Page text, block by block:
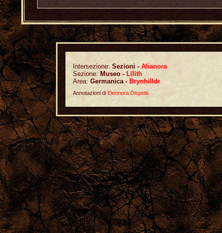
Intersezione: Sezioni -Alianora
Sezione: Museo - Līlīth
Area:Germanica -Brynhilldr
Annotazioni di Eleonora Dispetti